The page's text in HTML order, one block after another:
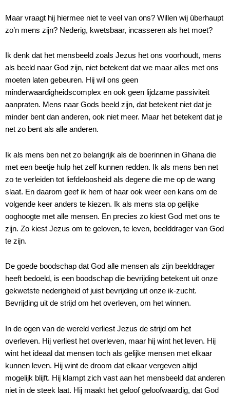
Maar vraagt hij hiermee niet te veel van ons? Willen wij überhaupt
zo’n mens zijn? Nederig, kwetsbaar, incasseren als het moet?
Ik denk dat het mensbeeld zoals Jezus het ons voorhoudt, mens
als beeld naar God zijn, niet betekent dat we maar alles met ons
moeten laten gebeuren. Hij wil ons geen
minderwaardigheidscomplex en ook geen lijdzame passiviteit
aanpraten. Mens naar Gods beeld zijn, dat betekent niet dat je
minder bent dan anderen, ook niet meer. Maar het betekent dat je
net zo bent als alle anderen.
Ik als mens ben net zo belangrijk als de boerinnen in Ghana die
met een beetje hulp het zelf kunnen redden. Ik als mens ben net
zo te verleiden tot liefdeloosheid als degene die me op de wang
slaat. En daarom geef ik hem of haar ook weer een kans om de
volgende keer anders te kiezen. Ik als mens sta op gelijke
ooghoogte met alle mensen. En precies zo kiest God met ons te
zijn. Zo kiest Jezus om te geloven, te leven, beelddrager van God
te zijn.
De goede boodschap dat God alle mensen als zijn beelddrager
heeft bedoeld, is een boodschap die bevrijding betekent uit onze
gekwetste nederigheid of juist bevrijding uit onze ik-zucht.
Bevrijding uit de strijd om het overleven, om het winnen.
In de ogen van de wereld verliest Jezus de strijd om het
overleven. Hij verliest het overleven, maar hij wint het leven. Hij
wint het ideaal dat mensen toch als gelijke mensen met elkaar
kunnen leven. Hij wint de droom dat elkaar vergeven altijd
mogelijk blijft. Hij klampt zich vast aan het mensbeeld dat anderen
niet in de steek laat. Hij maakt het geloof geloofwaardig, dat God